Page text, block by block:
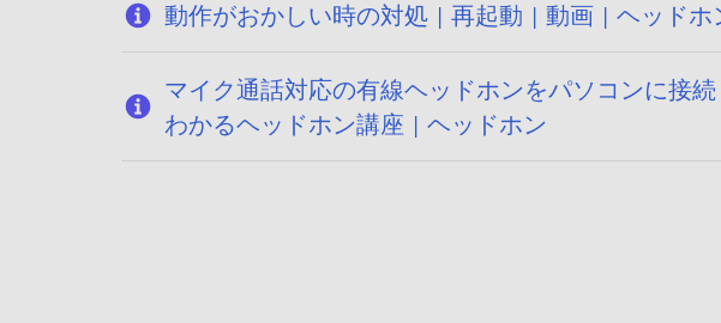
動作がおかしい時の対処 | 再起動 | 動画 | ヘッドホ
マイク通話対応の有線ヘッドホンをパソコンに接
わかるヘッドホン講座 | ヘッドホン